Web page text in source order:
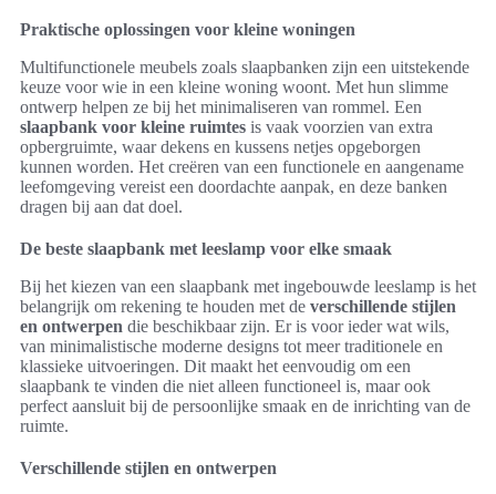
Praktische oplossingen voor kleine woningen
Multifunctionele meubels zoals slaapbanken zijn een uitstekende
keuze voor wie in een kleine woning woont. Met hun slimme
ontwerp helpen ze bij het minimaliseren van rommel. Een
slaapbank voor kleine ruimtes is vaak voorzien van extra
opbergruimte, waar dekens en kussens netjes opgeborgen
kunnen worden. Het creëren van een functionele en aangename
leefomgeving vereist een doordachte aanpak, en deze banken
dragen bij aan dat doel.
De beste slaapbank met leeslamp voor elke smaak
Bij het kiezen van een slaapbank met ingebouwde leeslamp is het
belangrijk om rekening te houden met de verschillende stijlen
en ontwerpen die beschikbaar zijn. Er is voor ieder wat wils,
van minimalistische moderne designs tot meer traditionele en
klassieke uitvoeringen. Dit maakt het eenvoudig om een
slaapbank te vinden die niet alleen functioneel is, maar ook
perfect aansluit bij de persoonlijke smaak en de inrichting van de
ruimte.
Verschillende stijlen en ontwerpen